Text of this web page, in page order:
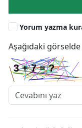
Yorum yazma
Aşağıdaki